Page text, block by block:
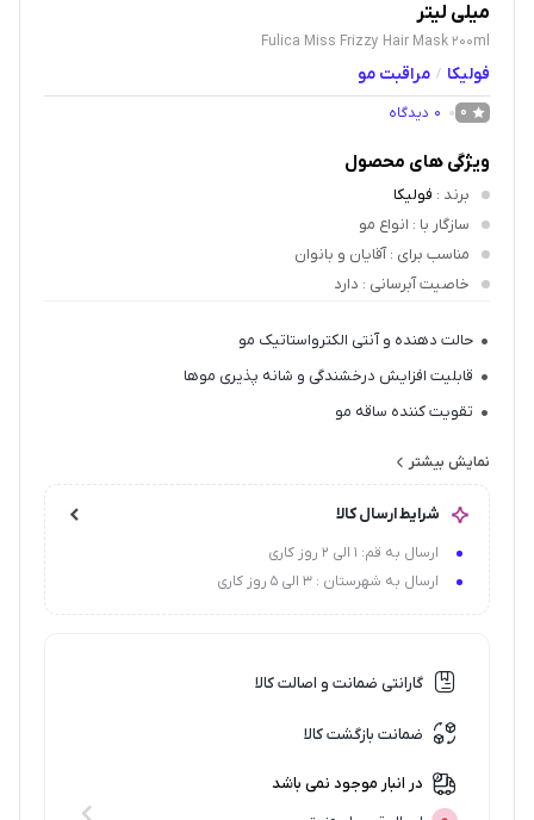
میلی لیتر
Fulica Miss Frizzy Hair Mask 200ml
فولیکا / مراقبت مو
0
0 دیدگاه
ویژگی های محصول
برند : فولیکا
سازگار با : انواع مو
مناسب برای : آقایان و بانوان
خاصیت آبرسانی : دارد
حالت دهنده و آنتی الکترواستاتیک مو
قابلیت افزایش درخشندگی و شانه پذیری موها
تقویت کننده ساقه مو
دارای اثرات مثبت آنتی اکسیدانی
نمایش بیشتر
شرایط ارسال کالا
ارسال به قم: 1 الی 2 روز کاری
ارسال به شهرستان : 3 الی 5 روز کاری
گارانتی ضمانت و اصالت کالا
ضمانت بازگشت کالا
در انبار موجود نمی باشد